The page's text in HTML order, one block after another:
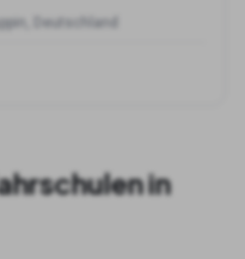
Deutschland
in